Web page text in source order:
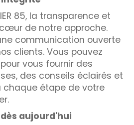
85, la transparence et
de notre approche.
communication ouverte
clients. Vous pouvez
vous fournir des
des conseils éclairés et
chaque étape de votre
aujourd'hui